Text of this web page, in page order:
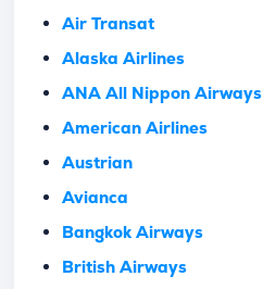
Air Transat
Alaska Airlines
ANA All Nippon Airways
American Airlines
Austrian
Avianca
Bangkok Airways
British Airways